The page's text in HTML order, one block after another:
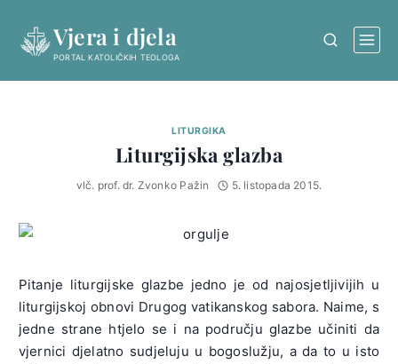
content
Vjera i djela
PORTAL KATOLIČKIH TEOLOGA
LITURGIKA
Liturgijska glazba
vlč. prof. dr. Zvonko Pažin 5. listopada 2015.
Pitanje liturgijske glazbe jedno je od najosjetljivijih u
liturgijskoj obnovi Drugog vatikanskog sabora. Naime, s
jedne strane htjelo se i na području glazbe učiniti da
vjernici djelatno sudjeluju u bogoslužju, a da to u isto